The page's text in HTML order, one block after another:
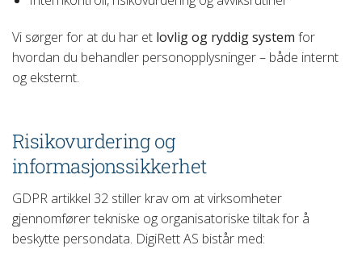
Vi sørger for at du har et lovlig og ryddig system for
hvordan du behandler personopplysninger – både internt
og eksternt.
Risikovurdering og
informasjonssikkerhet
GDPR artikkel 32 stiller krav om at virksomheter
gjennomfører tekniske og organisatoriske tiltak for å
beskytte persondata. DigiRett AS bistår med: